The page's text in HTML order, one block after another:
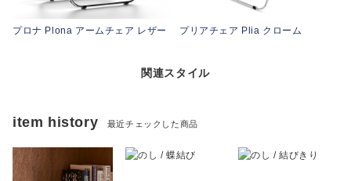
プロナ Plona アームチェア レザー プリアチェア Plia クローム
関連スタイル
item history 最近チェックした商品